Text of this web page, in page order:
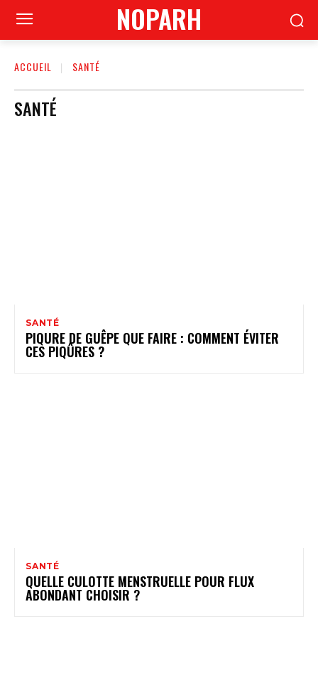
NOPARH
ACCUEIL SANTÉ
SANTÉ
SANTÉ
PIQURE DE GUÊPE QUE FAIRE : COMMENT ÉVITER
CES PIQÛRES ?
SANTÉ
QUELLE CULOTTE MENSTRUELLE POUR FLUX
ABONDANT CHOISIR ?